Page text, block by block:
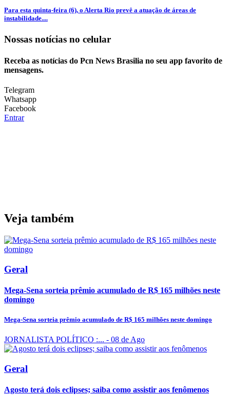
Para esta quinta-feira (6), o Alerta Rio prevê a atuação de áreas de
instabilidade....
Nossas notícias no celular
Receba as notícias do Pcn News Brasilia no seu app favorito de
mensagens.
Telegram
Whatsapp
Facebook
Entrar
Veja também
Geral
Mega-Sena sorteia prêmio acumulado de R$ 165 milhões neste
domingo
Mega-Sena sorteia prêmio acumulado de R$ 165 milhões neste domingo
JORNALISTA POLÍTICO :... - 08 de Ago
Geral
Agosto terá dois eclipses; saiba como assistir aos fenômenos